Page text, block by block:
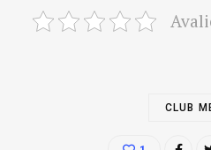
CLUB